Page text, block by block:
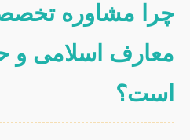
چرا مشاوره
معارف اسلامی
است؟